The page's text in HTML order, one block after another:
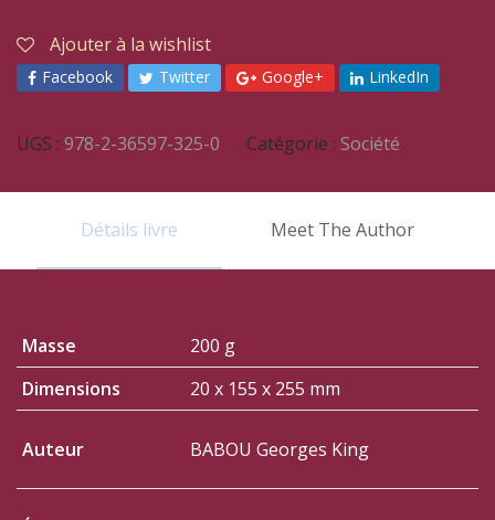
Ajouter à la wishlist
Facebook Twitter Google+ LinkedIn
UGS : 978-2-36597-325-0 Catégorie : Société
Détails livre Meet The Author
Masse
200 g
Dimensions
20 x 155 x 255 mm
Auteur BABOU Georges King